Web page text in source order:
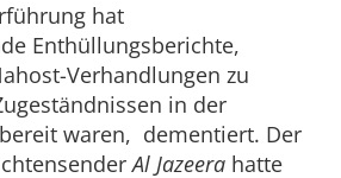
hat
Enthüllungsberichte,
Verhandlungen zu
in der
bereit waren, dementiert. Der
Al Jazeera hatte